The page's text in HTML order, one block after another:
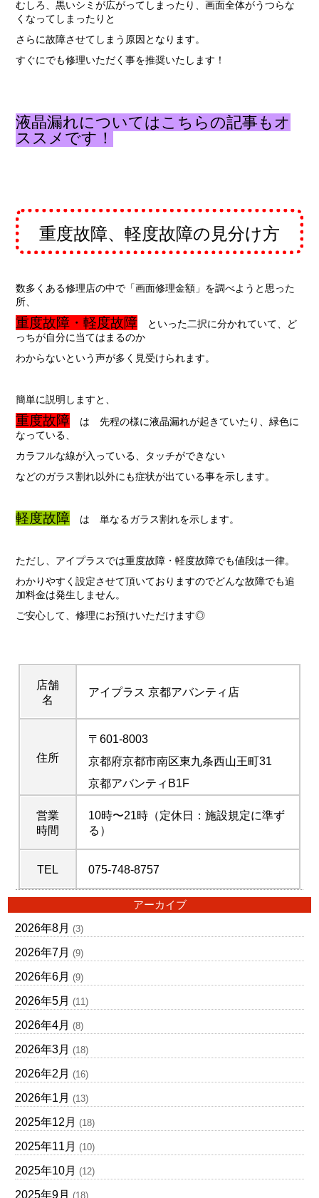
むしろ、黒いシミが広がってしまったり、画面全体がうつらな
くなってしまったりと
さらに故障させてしまう原因となります。
すぐにでも修理いただく事を推奨いたします！
液晶漏れについてはこちらの記事もオ
ススメです！
重度故障、軽度故障の見分け方
数多くある修理店の中で「画面修理金額」を調べようと思った
所、
重度故障・軽度故障といった二択に分かれていて、ど
っちが自分に当てはまるのか
わからないという声が多く見受けられます。
簡単に説明しますと、
重度故障は 先程の様に液晶漏れが起きていたり、緑色に
なっている、
カラフルな線が入っている、
タッチができない
などのガラス割れ以外にも症状が出ている事を示します。
軽度故障は 単なるガラス割れを示します。
ただし、アイプラスでは重度故障・軽度故障でも値段は一律。
わかりやすく設定させて頂いておりますのでどんな故障でも追
加料金は発生しません。
ご安心して、修理にお預けいただけます◎
店舗
名
アイプラス 京都アバンティ店
住所
〒601-8003
京都府京都市南区東九条西山王町31
京都アバンティB1F
営業
時間
10時〜21時（定休日：施設規定に準ず
る）
TEL 075-748-8757
アーカイブ
2026年8月 (3)
2026年7月 (9)
2026年6月 (9)
2026年5月 (11)
2026年4月 (8)
2026年3月 (18)
2026年2月 (16)
2026年1月 (13)
2025年12月 (18)
2025年11月 (10)
2025年10月 (12)
2025年9月 (18)